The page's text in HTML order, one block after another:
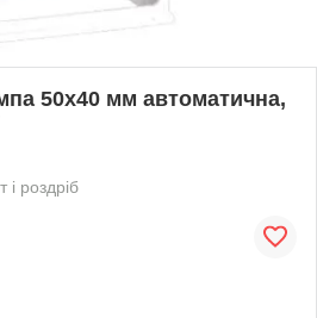
50x40 мм автоматична,
і роздріб